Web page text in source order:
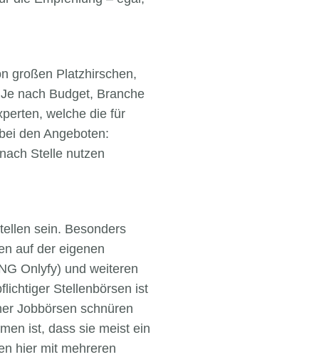
großen Platzhirschen,
nach Budget, Branche
welche die für
den Angeboten:
Stelle nutzen
sein. Besonders
auf der eigenen
Onlyfy) und weiteren
Stellenbörsen ist
Jobbörsen schnüren
ist, dass sie meist ein
hier mit mehreren